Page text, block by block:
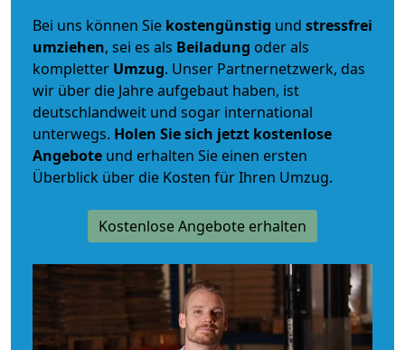
Bei uns können Sie kostengünstig und stressfrei
umziehen, sei es als Beiladung oder als
kompletter Umzug. Unser Partnernetzwerk, das
wir über die Jahre aufgebaut haben, ist
deutschlandweit und sogar international
unterwegs. Holen Sie sich jetzt kostenlose
Angebote und erhalten Sie einen ersten
Überblick über die Kosten für Ihren Umzug.
Kostenlose Angebote erhalten